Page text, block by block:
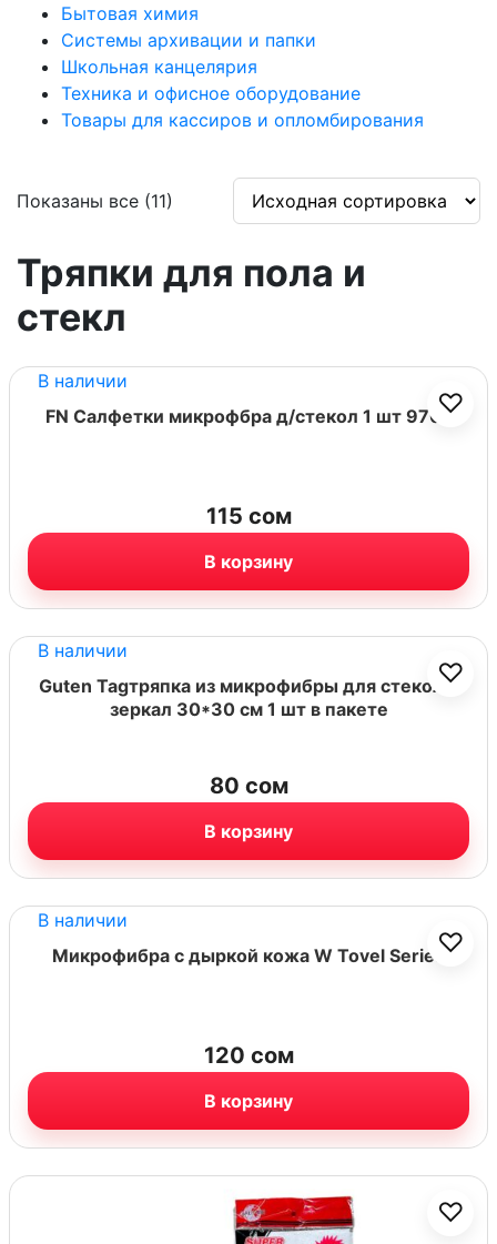
Бытовая химия
Системы архивации и папки
Школьная канцелярия
Техника и офисное оборудование
Товары для кассиров и опломбирования
Показаны все (11)
Тряпки для пола и
стекл
В наличии
♡
FN Салфетки микрофбра д/стекол 1 шт 9702
115 сом
В корзину
В наличии
♡
Guten Tagтряпка из микрофибры для стекол и
зеркал 30*30 см 1 шт в пакете
80 сом
В корзину
В наличии
♡
Микрофибра с дыркой кожа W Tovel Series
120 сом
В корзину
♡